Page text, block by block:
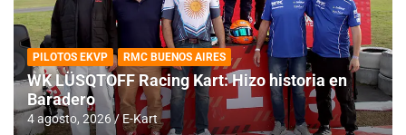
PILOTOS EKVP RMC BUENOS AIRES
WK LÜSQTOFF Racing Kart: Hizo historia en
Baradero
4 agosto, 2026 E-Kart